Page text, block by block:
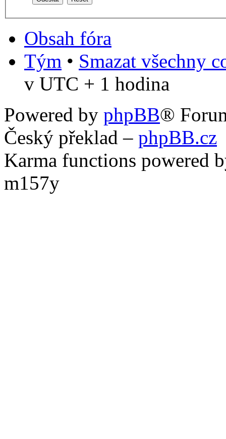
Obsah fóra
Tým • Smazat všechny
v UTC + 1 hodina
Powered by phpBB®
Český překlad – phpBB.cz
Karma functions powered
m157y